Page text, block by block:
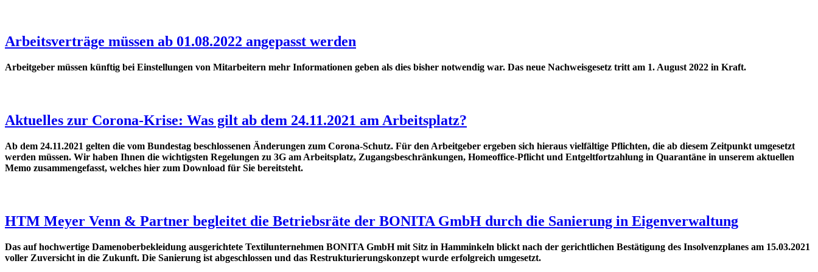
Arbeitsverträge müssen ab 01.08.2022 angepasst werden
Arbeitgeber müssen künftig bei Einstellungen von Mitarbeitern mehr Informationen geben als dies bisher notwendig war. Das neue Nachweisgesetz tritt am 1. August 2022 in Kraft.
Aktuelles zur Corona-Krise: Was gilt ab dem 24.11.2021 am Arbeitsplatz?
Ab dem 24.11.2021 gelten die vom Bundestag beschlossenen Änderungen zum Corona-Schutz. Für den Arbeitgeber ergeben sich hieraus vielfältige Pflichten, die ab diesem Zeitpunkt umgesetzt
werden müssen. Wir haben Ihnen die wichtigsten Regelungen zu 3G am Arbeitsplatz, Zugangsbeschränkungen, Homeoffice-Pflicht und Entgeltfortzahlung in Quarantäne in unserem aktuellen
Memo zusammengefasst, welches hier zum Download für Sie bereitsteht.
HTM Meyer Venn & Partner begleitet die Betriebsräte der BONITA GmbH durch die Sanierung in Eigenverwaltung
Das auf hochwertige Damenoberbekleidung ausgerichtete Textilunternehmen BONITA GmbH mit Sitz in Hamminkeln blickt nach der gerichtlichen Bestätigung des Insolvenzplanes am 15.03.2021
voller Zuversicht in die Zukunft. Die Sanierung ist abgeschlossen und das Restrukturierungskonzept wurde erfolgreich umgesetzt.